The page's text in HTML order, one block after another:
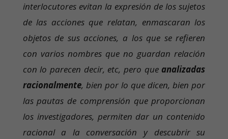
interlocutores evitan la expresión de los sujetos
de las acciones que relatan, enmascaran los
objetos de sus acciones, a los que se refieren
con varios nombres que no guardan relación
con lo parecen decir, etc, pero que analizadas
racionalmente, bien por lo que dicen, bien por
las pautas de comprensión que proporcionan
los investigadores, permiten dar un contenido
racional a la conversación y descubrir su